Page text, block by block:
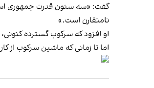
گفت: «سه ستون قدرت جمهوری
نامتقارن است.»
او افزود که سرکوب گسترده
اما تا زمانی که ماشین سرکوب از